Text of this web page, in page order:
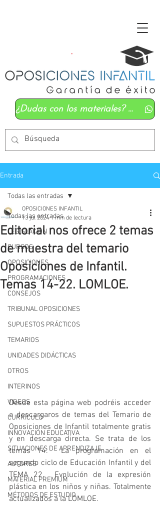
¿Dudas con los materiales? Mándanos un whatsapp
Entrada
Todas las entradas
LEGISLACIÓN
CURSOS
OPOSICIONES
PROGRAMACIONES
CONSEJOS
TRIBUNAL OPOSICIONES
SUPUESTOS PRÁCTICOS
TEMARIOS
UNIDADES DIDÁCTICAS
OTROS
INTERINOS
VIDEOS
CURRÍCULO
INNOVACIÓN EDUCATIVA
SITUACIONES DE APRENDIZAJE
AUTORES
MATERIAL PREMIUM
MÉTODOS DE ESTUDIO
Todas las entradas
Editorial nos ofrece 2 temas
de muestra del temario
Oposiciones de Infantil.
Temas 14-22. LOMLOE.
OPOSICIONES INFANTIL
13 jul 2024 1 min de lectura
Desde esta página web podréis acceder
a descargaros de temas del Temario de
Oposiciones de Infantil totalmente gratis
y en descarga directa. Se trata de los
temas 14.  La programación en el
segundo ciclo de Educación Infantil y del
TEMA 22.  Evolución de la expresión
plástica en los niños y niñas. Totalmente
actualizados a la LOMLOE.